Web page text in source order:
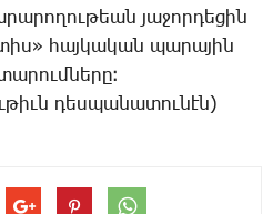
­յա­ջոր­դե­ցին
հայ­կա­կան պա­րա­յին
դես­պա­նա­տու­նէն)